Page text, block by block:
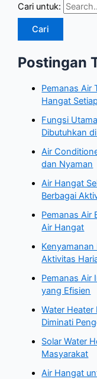
Cari untuk:
Postingan
Pemanas Air
Hangat
Fungsi
Dibutuhkan
Air
dan Nyaman
Air Hangat
Berbagai
Pemanas Air
Air Hangat
Aktivitas
Pemanas Air
yang Efisien
Water Heater
Diminati
Solar Water
Masyarakat
Air Hangat